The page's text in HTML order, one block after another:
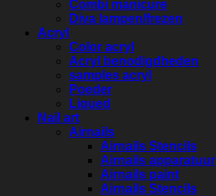
Combi manicure
Diva lampen/frezen
Acryl
Color acryl
Acryl benodigdheden
samples acryl
Poeder
Liqued
Nail art
Airnails
Airnails Stencils
Airnails apparatuur
Airnails paint
Airnails Stencils